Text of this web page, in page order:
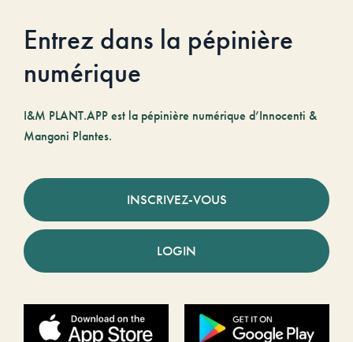
Entrez dans la pépinière
numérique
I&M PLANT.APP est la pépinière numérique d’Innocenti &
Mangoni Plantes.
INSCRIVEZ-VOUS
LOGIN